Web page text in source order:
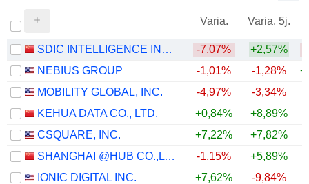
Varia. Varia. 5j.
SDIC INTELLIGENCE INFORMATION TECHNOLOGY CO., LTD. -7,07% +2,57%
NEBIUS GROUP
-1,01% -1,28%
MOBILITY GLOBAL, INC.
-4,97%
-3,34%
KEHUA DATA CO., LTD.
+0,84% +8,89%
CSQUARE, INC.
+7,22%
+7,82%
SHANGHAI @HUB CO.,LTD.
-1,15% +5,89%
IONIC DIGITAL INC.
+7,62%
-9,84%